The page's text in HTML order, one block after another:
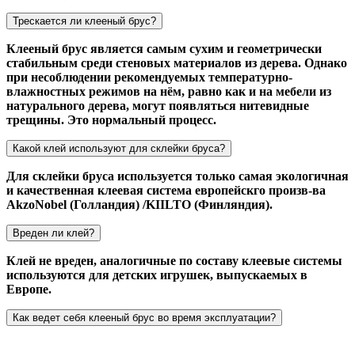
Трескается ли клееный брус?
Клееный брус является самым сухим и геометрически
стабильным среди стеновых материалов из дерева. Однако
при несоблюдении рекомендуемых температурно-
влажностных режимов на нём, равно как и на мебели из
натурального дерева, могут появляться нитевидные
трещины. Это нормальный процесс.
Какой клей используют для склейки бруса?
Для склейки бруса используется только самая экологичная
и качественная клеевая система европейскго произв-ва
AkzoNobel (Голландия) /KIILTO (Финляндия).
Вреден ли клей?
Клей не вреден, аналогичные по составу клеевые системы
используются для детских игрушек, выпускаемых в
Европе.
Как ведет себя клееный брус во время эксплуатации?